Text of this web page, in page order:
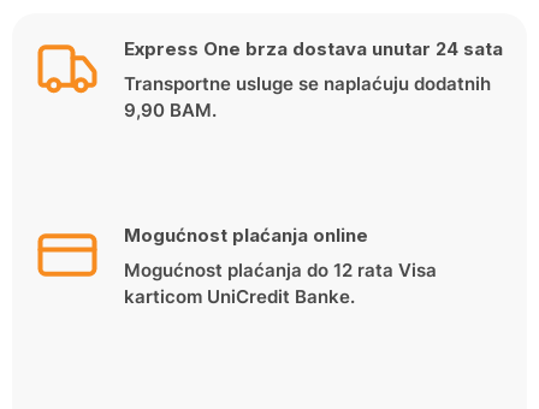
Express One brza dostava unutar 24 sata
Transportne usluge se naplaćuju dodatnih
9,90 BAM.
Mogućnost plaćanja online
Mogućnost plaćanja do 12 rata Visa
karticom UniCredit Banke.